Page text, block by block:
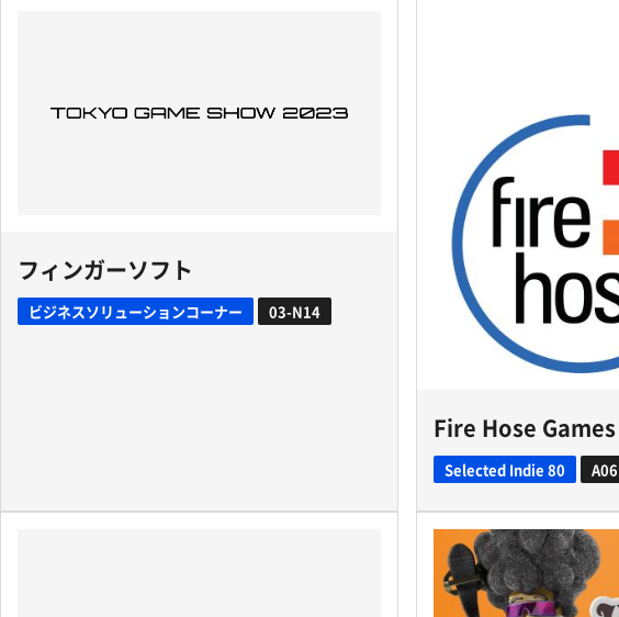
フィンガーソフト
ビジネスソリューションコーナー 03-N14
Fire Hose Games
Selected Indie 80 A06